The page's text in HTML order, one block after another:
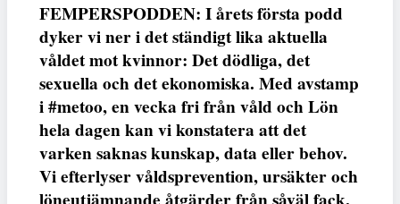
FEMPERSPODDEN: I årets första podd
dyker vi ner i det ständigt lika aktuella
våldet mot kvinnor: Det dödliga, det
sexuella och det ekonomiska. Med avstamp
i #metoo, en vecka fri från våld och Lön
hela dagen kan vi konstatera att det
varken saknas kunskap, data eller behov.
Vi efterlyser våldsprevention, ursäkter och